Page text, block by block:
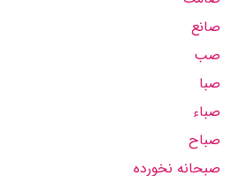
صانع
صب
صبا
صباء
صباح
صبحانه نخورده